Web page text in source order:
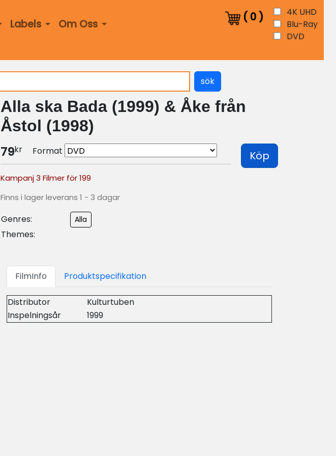
Labels Om Oss
( 0 )
4K UHD
Blu-Ray
DVD
sök
Alla ska Bada (1999) & Åke från
Åstol (1998)
79kr Format Köp
Kampanj 3 Filmer för 199
Finns i lager leverans 1 - 3 dagar
Genres: Alla
Themes:
FilmInfo Produktspecifikation
Distributor
Kulturtuben
Inspelningsår
1999